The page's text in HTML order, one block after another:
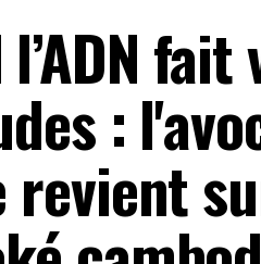
:
revient